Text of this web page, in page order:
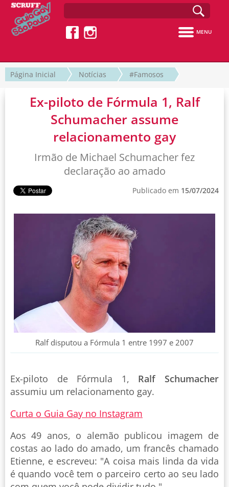
MENU
Página Inicial Notícias #Famosos
Ex-piloto de Fórmula 1, Ralf
Schumacher assume
relacionamento gay
Irmão de Michael Schumacher fez
declaração ao amado
Publicado em 15/07/2024
Ralf disputou a Fórmula 1 entre 1997 e 2007
Ex-piloto de Fórmula 1, Ralf Schumacher
assumiu um relacionamento gay.
Curta o Guia Gay no Instagram
Aos 49 anos, o alemão publicou imagem de
costas ao lado do amado, um francês chamado
Etienne, e escreveu: "A coisa mais linda da vida
é quando você tem o parceiro certo ao seu lado